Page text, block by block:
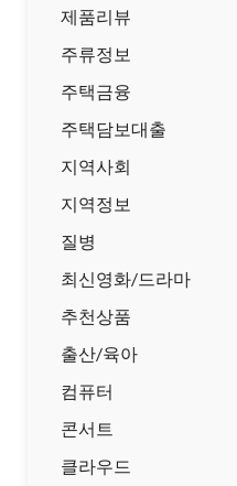
제품리뷰
주류정보
주택금융
주택담보대출
지역사회
지역정보
질병
최신영화/드라마
추천상품
출산/육아
컴퓨터
콘서트
클라우드